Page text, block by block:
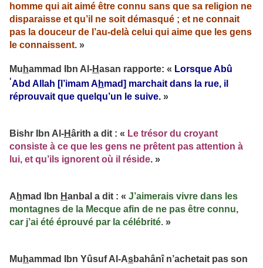
homme qui ait aimé être connu sans que sa religion ne
disparaisse et qu’il ne soit démasqué ; et ne connait
pas la douceur de l’au-delà celui qui aime que les gens
le connaissent. »
Mu hammad Ibn Al-Hasan rapporte: « Lorsque Abû
‘Abd Allah [l’imam A hmad] marchait dans la rue, il
réprouvait que quelqu’un le suive. »
Bishr Ibn Al-Hârith a dit : « Le trésor du croyant
consiste à ce que les gens ne prêtent pas attention à
lui, et qu’ils ignorent où il réside. »
A hmad Ibn Hanbal a dit : « J’aimerais vivre dans les
montagnes de la Mecque afin de ne pas être connu,
car j’ai été éprouvé par la célébrité. »
Mu hammad Ibn Yûsuf Al-Asbahânî n’achetait pas son